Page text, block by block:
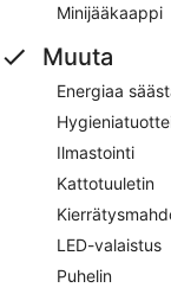
Minijääkaappi
Muuta
Energiaa
Ilmastointi
Kattotuuletin
LED-valaistus
Puhelin